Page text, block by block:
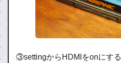
③settingからHDMIをonにする